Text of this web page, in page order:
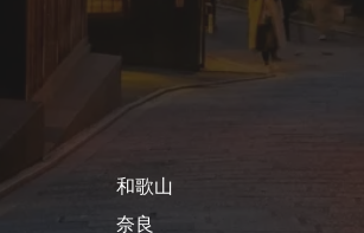
和歌山
奈良